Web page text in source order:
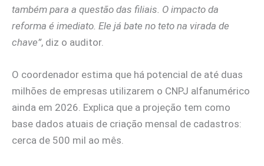
também para a questão das filiais. O impacto da
reforma é imediato. Ele já bate no teto na virada de
chave”, diz o auditor.
O coordenador estima que há potencial de até duas
milhões de empresas utilizarem o CNPJ alfanumérico
ainda em 2026. Explica que a projeção tem como
base dados atuais de criação mensal de cadastros:
cerca de 500 mil ao mês.